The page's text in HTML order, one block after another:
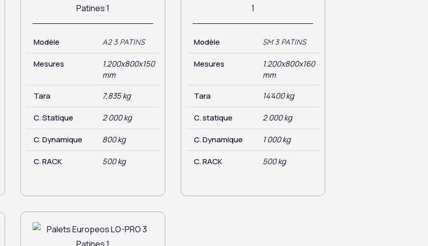
Modèle A2 3 PATINS
Mesures
1.200x800x150
mm
Tara
7,835 kg
C. Statique 2 000 kg
C. Dynamique 800 kg
C. RACK 500 kg
Modèle SM 3 PATINS
Mesures
1.200x800x160
mm
Tara
14'400 kg
C. statique 2 000 kg
C. Dynamique 1 000 kg
C. RACK 500 kg